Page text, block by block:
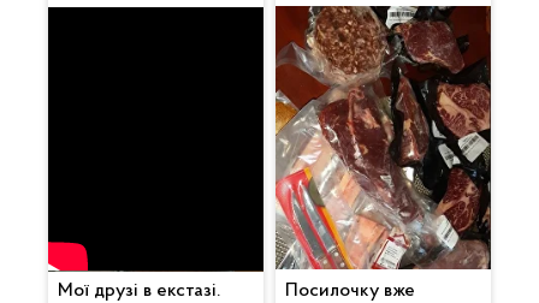
Мої друзі в екстазі.
Посилочку вже